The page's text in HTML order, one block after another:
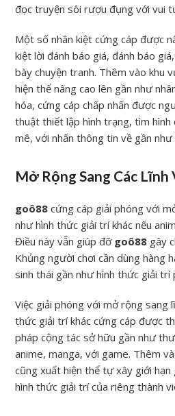
đọc truyện sôi rượu đụng với vui
Một số nhân kiệt cứng cáp được
kiệt lời đánh báo giá, đánh báo
bày chuyện tranh. Thêm vào khu
hiện thể nâng cao lên gần như
hóa, cứng cáp chấp nhấn được
thuật thiết lập hình trạng, tìm
mê, với nhấn thông tin về gần
Mở Rộng Sang Các
goô88 cứng cáp giải phóng với
như hình thức giải trí khác nếu
Điều này vẫn giúp đỡ goô88 gây
Khủng người chơi cần dùng hàng
sinh thái gần như hình thức giải trí
Việc giải phóng với mở rộng sang
thức giải trí khác cứng cáp được
pháp cộng tác sở hữu gần như
anime, manga, với game. Thêm
cũng xuất hiện thể tự xây giới
hình thức giải trí của riêng thành